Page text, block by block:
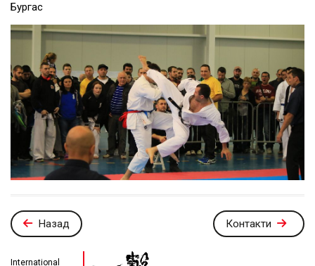
Бургас
Назад Контакти
International